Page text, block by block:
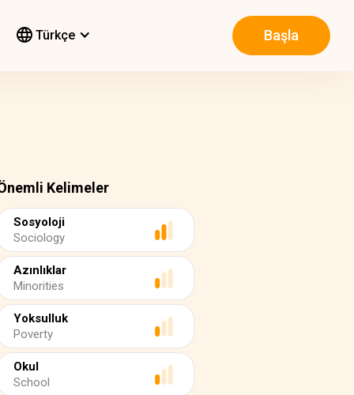
Türkçe Başla
Kelimeler
Sosyoloji
Sociology
Azınlıklar
Minorities
Yoksulluk
Poverty
Okul
School